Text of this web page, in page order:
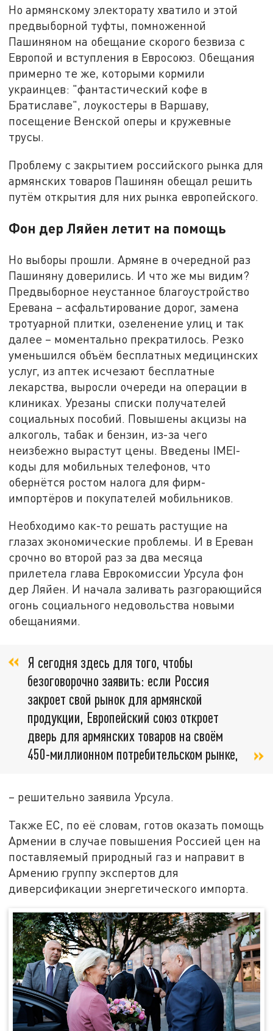
Но армянскому электорату хватило и этой
предвыборной туфты, помноженной
Пашиняном на обещание скорого безвиза с
Европой и вступления в Евросоюз. Обещания
примерно те же, которыми кормили
украинцев: "фантастический кофе в
Братиславе", лоукостеры в Варшаву,
посещение Венской оперы и кружевные
трусы.
Проблему с закрытием российского рынка для
армянских товаров Пашинян обещал решить
путём открытия для них рынка европейского.
Фон дер Ляйен летит на помощь
Но выборы прошли. Армяне в очередной раз
Пашиняну доверились. И что же мы видим?
Предвыборное неустанное благоустройство
Еревана – асфальтирование дорог, замена
тротуарной плитки, озеленение улиц и так
далее – моментально прекратилось. Резко
уменьшился объём бесплатных медицинских
услуг, из аптек исчезают бесплатные
лекарства, выросли очереди на операции в
клиниках. Урезаны списки получателей
социальных пособий. Повышены акцизы на
алкоголь, табак и бензин, из-за чего
неизбежно вырастут цены. Введены IMEI-
коды для мобильных телефонов, что
обернётся ростом налога для фирм-
импортёров и покупателей мобильников.
Необходимо как-то решать растущие на
глазах экономические проблемы. И в Ереван
срочно во второй раз за два месяца
прилетела глава Еврокомиссии Урсула фон
дер Ляйен. И начала заливать разгорающийся
огонь социального недовольства новыми
обещаниями.
Я сегодня здесь для того, чтобы
безоговорочно заявить: если Россия
закроет свой рынок для армянской
продукции, Европейский союз откроет
дверь для армянских товаров на своём
450-миллионном потребительском рынке,
– решительно заявила Урсула.
Также ЕС, по её словам, готов оказать помощь
Армении в случае повышения Россией цен на
поставляемый природный газ и направит в
Армению группу экспертов для
диверсификации энергетического импорта.